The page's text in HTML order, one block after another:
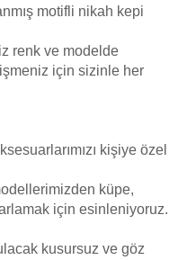
motifli nikah kepi
renk ve modelde
için sizinle her
kişiye özel
küpe,
için esinleniyoruz.
kusursuz ve göz